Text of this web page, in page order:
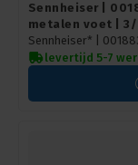
Sennheiser |
metalen voet |
Sennheiser* |
levertijd 5-7